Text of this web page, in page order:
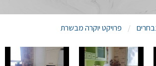
פרויקט יוקרה מבשרת